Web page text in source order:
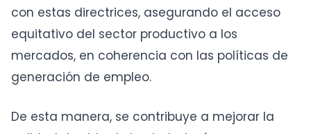
con estas directrices, asegurando el acceso
equitativo del sector productivo a los
mercados, en coherencia con las políticas de
generación de empleo.
De esta manera, se contribuye a mejorar la